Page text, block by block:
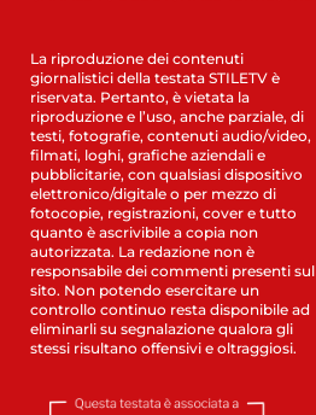
La riproduzione dei contenuti
giornalistici della testata STILETV è
riservata. Pertanto, è vietata la
riproduzione e l’uso, anche parziale, di
testi, fotografie, contenuti audio/video,
filmati, loghi, grafiche aziendali e
pubblicitarie, con qualsiasi dispositivo
elettronico/digitale o per mezzo di
fotocopie, registrazioni, cover e tutto
quanto è ascrivibile a copia non
autorizzata. La redazione non è
responsabile dei commenti presenti sul
sito. Non potendo esercitare un
controllo continuo resta disponibile ad
eliminarli su segnalazione qualora gli
stessi risultano offensivi e oltraggiosi.